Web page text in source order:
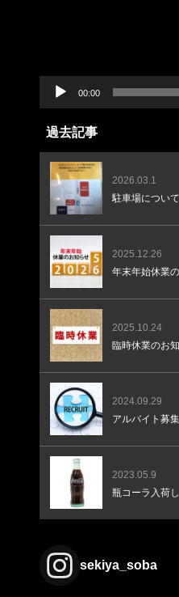
00:00
過去記事
2026.03.1
駐車場について
2025.12.26
年末年始休業
2025.10.24
臨時休業のお
2024.09.29
アルバイト募集
2023.05.9
瓶コーラ入荷
sekiya_soba